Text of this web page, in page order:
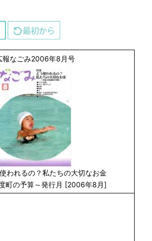
報なごみ2006年8月号
われるの？私たちの大切なお金
町の予算～発行月 [2006年8月]